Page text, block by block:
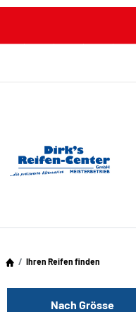
Ihren Reifen finden
Nach Grösse